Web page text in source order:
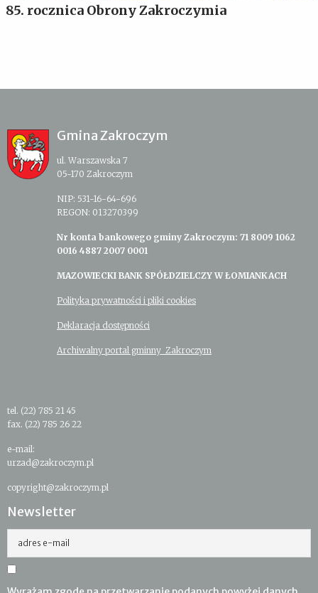
85. rocznica Obrony Zakroczymia
Gmina Zakroczym
ul. Warszawska 7
05-170 Zakroczym
NIP: 531-16-64-696
REGON: 013270399
Nr konta bankowego gminy Zakroczym: 71 8009 1062
0016 4887 2007 0001
MAZOWIECKI BANK SPÓŁDZIELCZY W ŁOMIANKACH
Polityka prywatności i pliki cookies
Deklaracja dostępności
Archiwalny portal gminny Zakroczym
tel. (22) 785 21 45
fax. (22) 785 26 22
e-mail:
urzad@zakroczym.pl
copyright@zakroczym.pl
Newsletter
adres e-mail